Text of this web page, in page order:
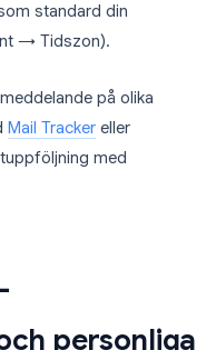
standard din
→ Tidszon).
på olika
Mail Tracker eller
med
personliga